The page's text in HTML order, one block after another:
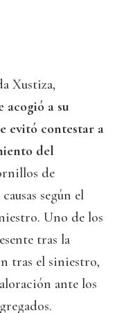
Xustiza,
acogió a su
evitó contestar a
del
de
según el
Uno de los
tras la
tras el siniestro,
ante los